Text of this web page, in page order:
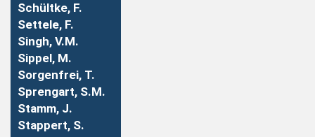
Schültke, F.
Settele, F.
Singh, V.M.
Sippel, M.
Sorgenfrei, T.
Sprengart, S.M.
Stamm, J.
Stappert, S.